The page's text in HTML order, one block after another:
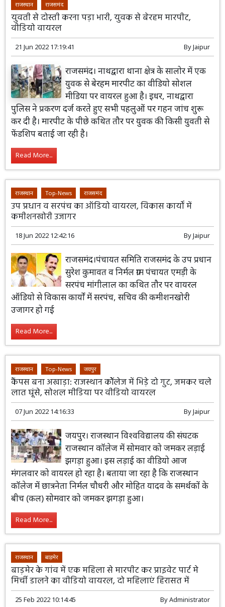
राजस्थान राजसमंद
युवती से दोस्ती करना पड़ा भारी, युवक से बेरहम मारपीट,
वीडियो वायरल
21 Jun 2022 17:19:41 ByJaipur
राजसमंद। नाथद्वारा थाना क्षेत्र के सालोर में एक
युवक से बेरहम मारपीट का वीडियो सोशल
मीडिया पर वायरल हुआ है। इधर, नाथद्वारा
पुलिस ने प्रकरण दर्ज करते हुए सभी पहलुओं पर गहन जांच शुरू
कर दी है। मारपीट के पीछे कथित तौर पर युवक की किसी युवती से
फेंडशिप बताई जा रही है।
Read More...
राजस्थान Top-News राजसमंद
उप प्रधान व सरपंच का ऑडियो वायरल, विकास कार्यों में
कमीशनखोरी उजागर
18 Jun 2022 12:42:16 ByJaipur
राजसमंद।पंचायत समिति राजसमंद के उप प्रधान
सुरेश कुमावत व निर्मल ग्राम पंचायत एमड़ी के
सरपंच मांगीलाल का कथित तौर पर वायरल
ऑडियो से विकास कार्यों में सरपंच, सचिव की कमीशनखोरी
उजागर हो गई
Read More...
राजस्थान Top-News जयपुर
कैंपस बना अखाड़ा: राजस्थान कॉेलेज में भिड़े दो गुट, जमकर चले
लात घूंसे, सोशल मीडिया पर वीडियो वायरल
07 Jun 2022 14:16:33 ByJaipur
जयपुर। राजस्थान विश्वविद्यालय की संघटक
राजस्थान कॉलेज में सोमवार को जमकर लड़ाई
झगड़ा हुआ। इस लड़ाई का वीडियो आज
मंगलवार को वायरल हो रहा है। बताया जा रहा है कि राजस्थान
कॉलेज में छात्रनेता निर्मल चौधरी और मोहित यादव के समर्थकों के
बीच (कल) सोमवार को जमकर झगड़ा हुआ।
Read More...
राजस्थान बाड़मेर
बाड़मेर के गांव में एक महिला से मारपीट कर प्राइवेट पार्ट मे
मिर्ची डालने का वीडियो वायरल, दो महिलाएं हिरासत में
25 Feb 2022 10:14:45 ByAdministrator